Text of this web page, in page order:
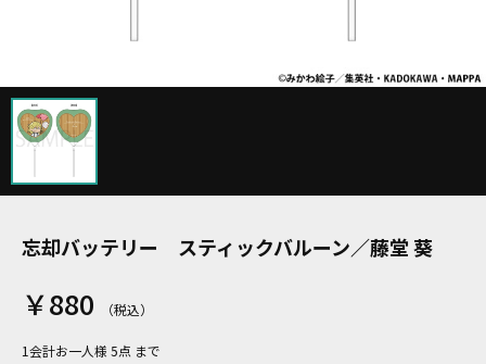
忘却バッテリー スティックバルーン／藤堂 葵
￥880
1会計お一人様 5点 まで